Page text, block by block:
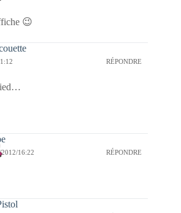
😉
RÉPONDRE
16:22 RÉPONDRE